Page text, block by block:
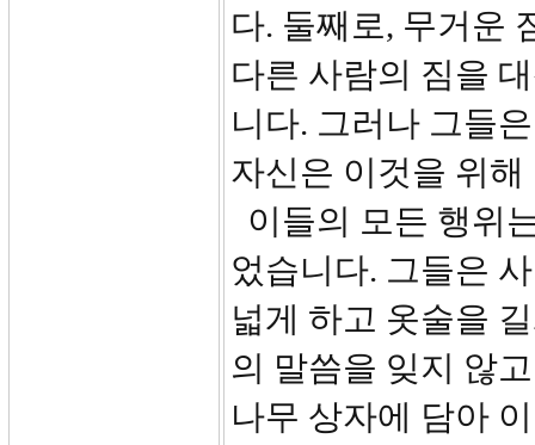
다. 둘째로, 무거운
다른 사람의 짐을
니다. 그러나 그들
자신은 이것을 위
이들의 모든 행위
었습니다. 그들은
넓게 하고 옷술을
의 말씀을 잊지 않
나무 상자에 담아